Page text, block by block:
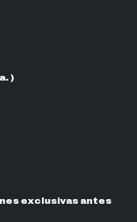
)
exclusivas antes